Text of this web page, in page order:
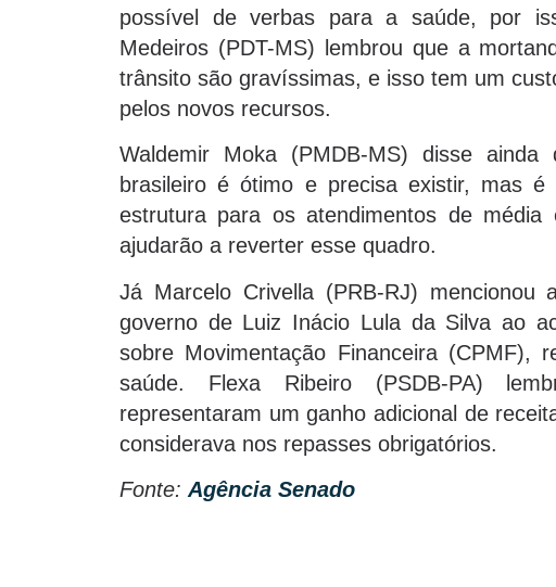
possível de verbas para a saúde, por
Medeiros (PDT-MS) lembrou que a
trânsito são gravíssimas, e isso tem um
pelos novos recursos.
Waldemir Moka (PMDB-MS) disse
brasileiro é ótimo e precisa existir, mas
estrutura para os atendimentos de
ajudarão a reverter esse quadro.
Já Marcelo Crivella (PRB-RJ)
governo de Luiz Inácio Lula da Silva ao
sobre Movimentação Financeira (CPMF),
saúde. Flexa Ribeiro (PSDB-PA)
representaram um ganho adicional de
considerava nos repasses obrigatórios.
Fonte: Agência Senado